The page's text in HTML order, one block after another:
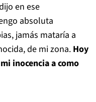
en ese
absoluta
jamás mataría a
de mi zona. Hoy
inocencia a como